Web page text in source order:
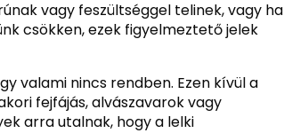
vagy feszültséggel telinek, vagy ha
csökken, ezek figyelmeztető jelek
valami nincs rendben. Ezen kívül a
fejfájás, alvászavarok vagy
arra utalnak, hogy a lelki